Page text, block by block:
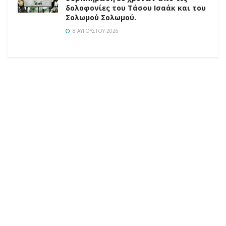
δολοφονίες του Τάσου Ισαάκ και του
Σολωμού Σολωμού.
8 ΑΥΓΟΎΣΤΟΥ 2026